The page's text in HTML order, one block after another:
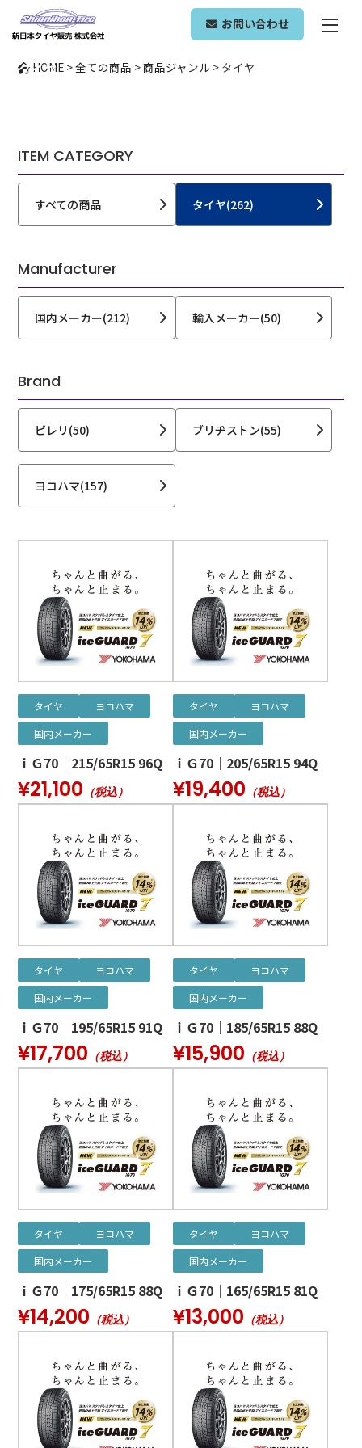
お問い合わせ
TIRE
タイヤ
HOME >全ての商品 >商品ジャンル > タイヤ
ITEM CATEGORY
すべての商品 タイヤ(262)
Manufacturer
国内メーカー(212) 輸入メーカー(50)
Brand
ピレリ(50) ブリヂストン(55)
ヨコハマ(157)
タイヤ
ヨコハマ
国内メーカー
ｉＧ70｜215/65R15 96Q
¥21,100 （税込）
タイヤ
ヨコハマ
国内メーカー
ｉＧ70｜205/65R15 94Q
¥19,400 （税込）
タイヤ
ヨコハマ
国内メーカー
ｉＧ70｜195/65R15 91Q
¥17,700 （税込）
タイヤ
ヨコハマ
国内メーカー
ｉＧ70｜185/65R15 88Q
¥15,900 （税込）
タイヤ
ヨコハマ
国内メーカー
ｉＧ70｜175/65R15 88Q
¥14,200 （税込）
タイヤ
ヨコハマ
国内メーカー
ｉＧ70｜165/65R15 81Q
¥13,000 （税込）